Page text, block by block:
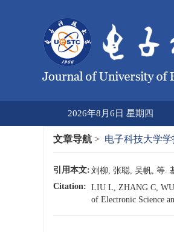
2026年8月6日 星期四
文章导航 > 电子科技大学学
引用本文: 刘柳, 张聪, 吴帆, 等.
Citation: LIU L, ZHANG C, WU
of Electronic Science